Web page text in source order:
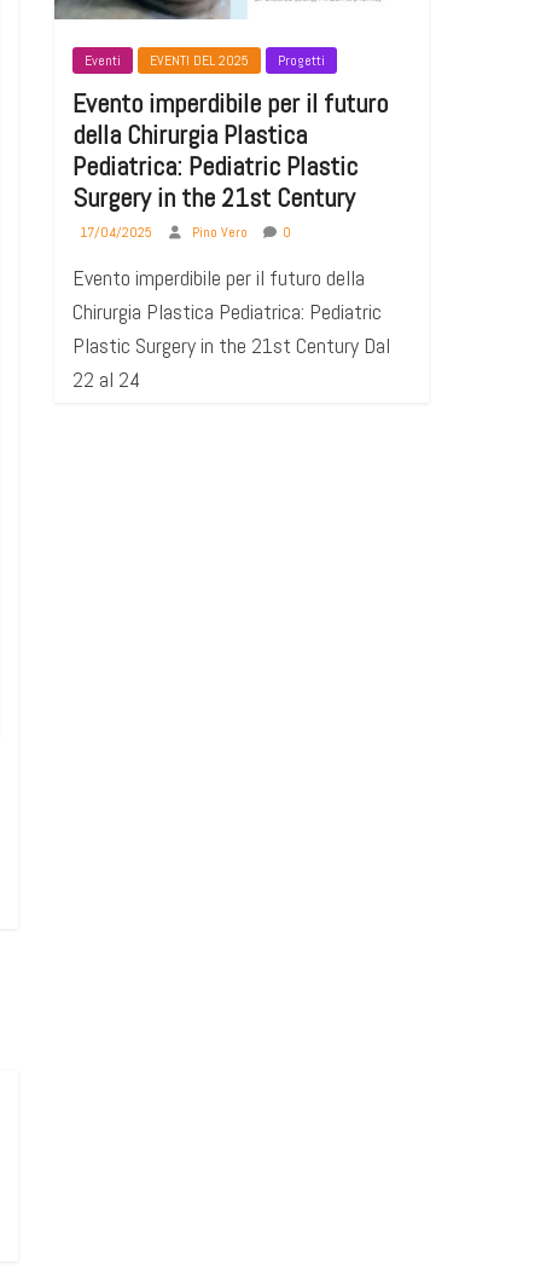
Eventi EVENTI DEL 2025 Progetti
Evento imperdibile per il futuro
della Chirurgia Plastica
Pediatrica: Pediatric Plastic
Surgery in the 21st Century
17/04/2025 Pino Vero 0
Evento imperdibile per il futuro della
Chirurgia Plastica Pediatrica: Pediatric
Plastic Surgery in the 21st Century Dal
22 al 24